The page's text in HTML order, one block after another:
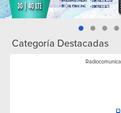
Categoría Destacadas